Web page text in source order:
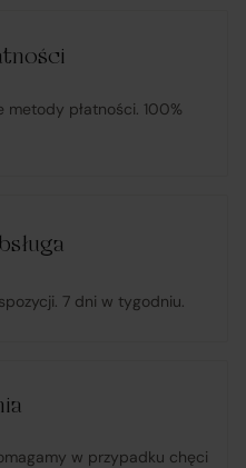
metody płatności. 100%
7 dni w tygodniu.
w przypadku chęci
o prawach
dokumentację